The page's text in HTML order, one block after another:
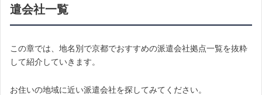
遣会社一覧
この章では、地名別で京都でおすすめの派遣会社拠点一覧を抜粋
して紹介していきます。
お住いの地域に近い派遣会社を探してみてください。